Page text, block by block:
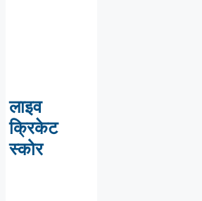
लाइव
क्रिकेट
स्कोर